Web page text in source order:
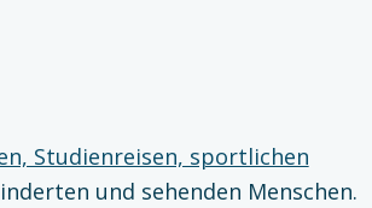
Studienreisen, sportlichen
und sehenden Menschen.